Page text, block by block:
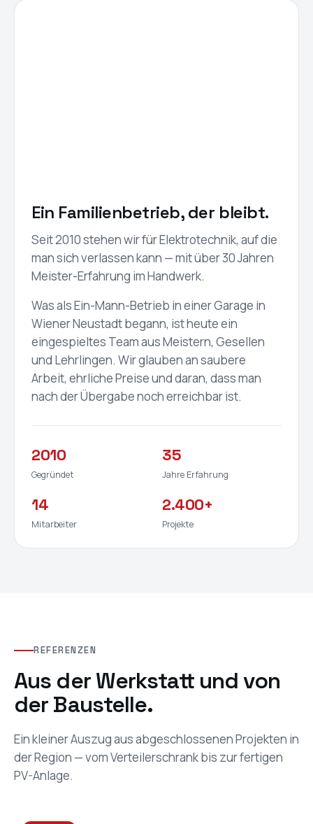
Ein Familienbetrieb, der bleibt.
Seit 2010 stehen wir für Elektrotechnik, auf die
man sich verlassen kann — mit über 30 Jahren
Meister-Erfahrung im Handwerk.
Was als Ein-Mann-Betrieb in einer Garage in
Wiener Neustadt begann, ist heute ein
eingespieltes Team aus Meistern, Gesellen
und Lehrlingen. Wir glauben an saubere
Arbeit, ehrliche Preise und daran, dass man
nach der Übergabe noch erreichbar ist.
2010
Gegründet
35
Jahre Erfahrung
14
Mitarbeiter
2.400+
Projekte
REFERENZEN
Aus der Werkstatt und von
der Baustelle.
Ein kleiner Auszug aus abgeschlossenen Projekten in
der Region — vom Verteilerschrank bis zur fertigen
PV-Anlage.